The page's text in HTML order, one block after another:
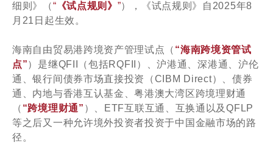
细则》（“ 《试点规则》 ”），《试点规则》自2025年8
月21日起生效。
海南自由贸易港跨境资产管理试点（ “海南跨境资管试
点”）是继QFII（包括RQFII）、沪港通、深港通、沪伦
通、银行间债券市场直接投资（CIBM Direct）、债券
通、内地与香港互认基金、粤港澳大湾区跨境理财通
（ “跨境理财通” ）、ETF互联互通、互换通以及QFLP
等之后又一种允许境外投资者投资于中国金融市场的路
径。